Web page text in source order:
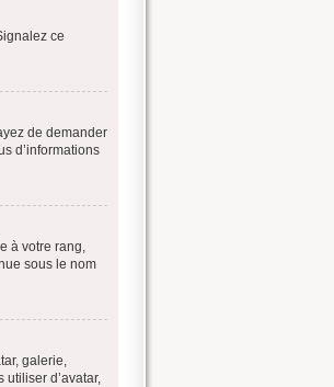
ce
de demander
d’informations
à votre rang,
sous le nom
galerie,
d’avatar,